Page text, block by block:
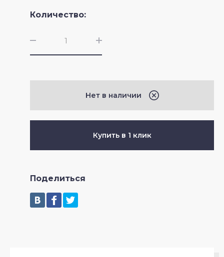
Crossfire II
Количество:
Нет в наличии
Купить в 1 клик
Поделиться